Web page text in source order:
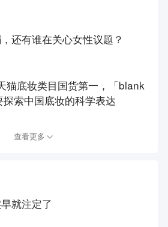
还有谁在关心女性议题？
猫底妆类目国货第一，「blank
索中国底妆的科学表达
查看更多
就注定了